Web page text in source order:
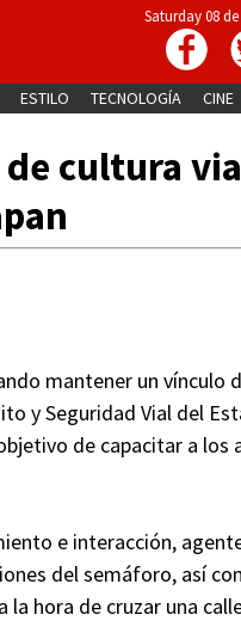
Saturday 08
ESTILO TECNOLOGÍA CINE
cultura
mantener un vínculo
y Seguridad Vial del
de capacitar a los
e interacción,
del semáforo, así
hora de cruzar una